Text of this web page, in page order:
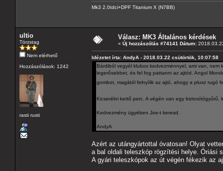
Mk3 2.0tdci+DPF Titanium X (N7BB)
ultio
Törzstag
Nem elérhető
Hozzászólások: 1242
rasti rusti
Válasz: MK3 Általános kérdések
« Új hozzászólás #74141 Dátum:
Idézetet írta: AndyA - 2018.03.22 csütörtök, 10:07:58
Bárdiból vegyél klubos kedvezménnyel, ami van,
legerősebbet, és fel fog pattanni az ajtód. Angol
gombot, magától felnyílik az ajtó, ahogy a plusz rugó
Kicserélni kettő perc. A végén van egy
Kedvezmény ügyében Joe-t keresd.
AndyA
Azért az utángyártottal óvatosan! Olyat
a bal oldali teleszkóp rögzítési helye. Óriási
A gyári teleszkópok az út végén fékezik az